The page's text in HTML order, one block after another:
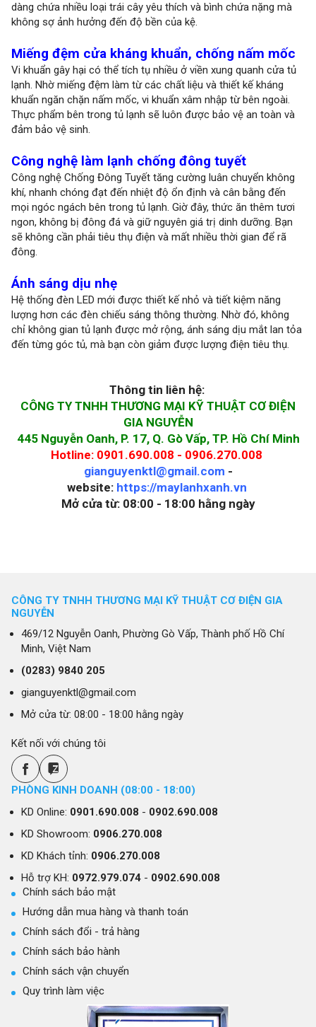
dàng chứa nhiều loại trái cây yêu thích và bình chứa nặng mà
không sợ ảnh hưởng đến độ bền của kệ.
Miếng đệm cửa kháng khuẩn, chống nấm mốc
Vi khuẩn gây hại có thể tích tụ nhiều ở viền xung quanh cửa tủ
lạnh. Nhờ miếng đệm làm từ các chất liệu và thiết kế kháng
khuẩn ngăn chặn nấm mốc, vi khuẩn xâm nhập từ bên ngoài.
Thực phẩm bên trong tủ lạnh sẽ luôn được bảo vệ an toàn và
đảm bảo vệ sinh.
Công nghệ làm lạnh chống đông tuyết
Công nghệ Chống Đông Tuyết tăng cường luân chuyển không
khí, nhanh chóng đạt đến nhiệt độ ổn định và cân bằng đến
mọi ngóc ngách bên trong tủ lạnh. Giờ đây, thức ăn thêm tươi
ngon, không bị đông đá và giữ nguyên giá trị dinh dưỡng. Bạn
sẽ không cần phải tiêu thụ điện và mất nhiều thời gian để rã
đông.
Ánh sáng dịu nhẹ
Hệ thống đèn LED mới được thiết kế nhỏ và tiết kiệm năng
lượng hơn các đèn chiếu sáng thông thường. Nhờ đó, không
chỉ không gian tủ lạnh được mở rộng, ánh sáng dịu mắt lan tỏa
đến từng góc tủ, mà bạn còn giảm được lượng điện tiêu thụ.
Thông tin liên hệ:
CÔNG TY TNHH THƯƠNG MẠI KỸ THUẬT CƠ ĐIỆN
GIA NGUYỄN
445 Nguyễn Oanh, P. 17, Q. Gò Vấp, TP. Hồ Chí Minh
Hotline: 0901.690.008 - 0906.270.008
gianguyenktl@gmail.com -
website: https://maylanhxanh.vn
Mở cửa từ: 08:00 - 18:00 hằng ngày
CÔNG TY TNHH THƯƠNG MẠI KỸ THUẬT CƠ ĐIỆN GIA
NGUYỄN
469/12 Nguyễn Oanh, Phường Gò Vấp, Thành phố Hồ Chí
Minh, Việt Nam
(0283) 9840 205
gianguyenktl@gmail.com
Mở cửa từ: 08:00 - 18:00 hằng ngày
Kết nối với chúng tôi
PHÒNG KINH DOANH (08:00 - 18:00)
KD Online: 0901.690.008 - 0902.690.008
KD Showroom: 0906.270.008
KD Khách tỉnh: 0906.270.008
Hỗ trợ KH: 0972.979.074- 0902.690.008
Chính sách bảo mật
Hướng dẫn mua hàng và thanh toán
Chính sách đổi - trả hàng
Chính sách bảo hành
Chính sách vận chuyển
Quy trình làm việc